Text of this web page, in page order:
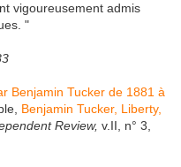
vigoureusement admis
"
Benjamin Tucker de 1881 à
Benjamin Tucker, Liberty,
Review, v.II, n° 3,